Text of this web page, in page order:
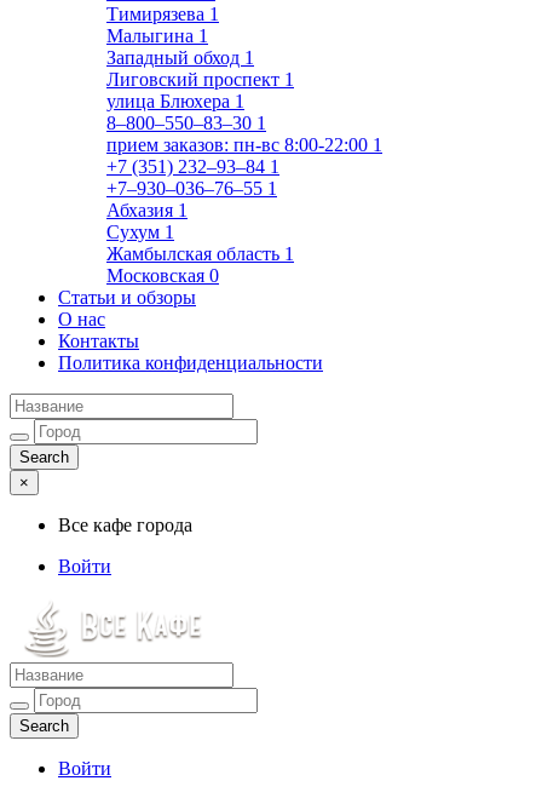
Тимирязева 1
Малыгина 1
Западный обход 1
Лиговский проспект 1
улица Блюхера 1
8‒800‒550‒83‒30 1
прием заказов: пн-вс 8:00-22:00 1
+7 (351) 232‒93‒84 1
+7‒930‒036‒76‒55 1
Абхазия 1
Сухум 1
Жамбылская область 1
Московская 0
Статьи и обзоры
О нас
Контакты
Политика конфиденциальности
×
Все кафе города
Войти
Все кафе города
Каталог хороших кафе
Войти